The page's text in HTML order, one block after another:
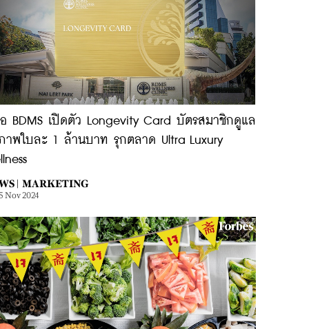
อ BDMS เปิดตัว Longevity Card บัตรสมาชิกดูแล
าพใบละ 1 ล้านบาท รุกตลาด Ultra Luxury
| MARKETING
Nov 2024